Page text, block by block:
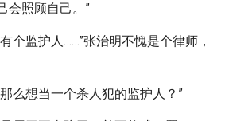
会照顾自己。”
个监护人……”张治明不愧是个律师，
么想当一个杀人犯的监护人？”